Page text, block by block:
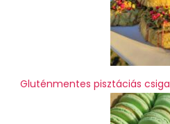
Gluténmentes pisztáciás csiga